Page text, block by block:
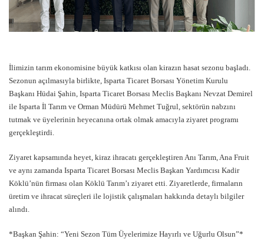
İlimizin tarım ekonomisine büyük katkısı olan kirazın hasat sezonu başladı.
Sezonun açılmasıyla birlikte, Isparta Ticaret Borsası Yönetim Kurulu
Başkanı Hüdai Şahin, Isparta Ticaret Borsası Meclis Başkanı Nevzat Demirel
ile Isparta İl Tarım ve Orman Müdürü Mehmet Tuğrul, sektörün nabzını
tutmak ve üyelerinin heyecanına ortak olmak amacıyla ziyaret programı
gerçekleştirdi.
Ziyaret kapsamında heyet, kiraz ihracatı gerçekleştiren Anı Tarım, Ana Fruit
ve aynı zamanda Isparta Ticaret Borsası Meclis Başkan Yardımcısı Kadir
Köklü’nün firması olan Köklü Tarım’ı ziyaret etti. Ziyaretlerde, firmaların
üretim ve ihracat süreçleri ile lojistik çalışmaları hakkında detaylı bilgiler
alındı.
*Başkan Şahin: “Yeni Sezon Tüm Üyelerimize Hayırlı ve Uğurlu Olsun”*